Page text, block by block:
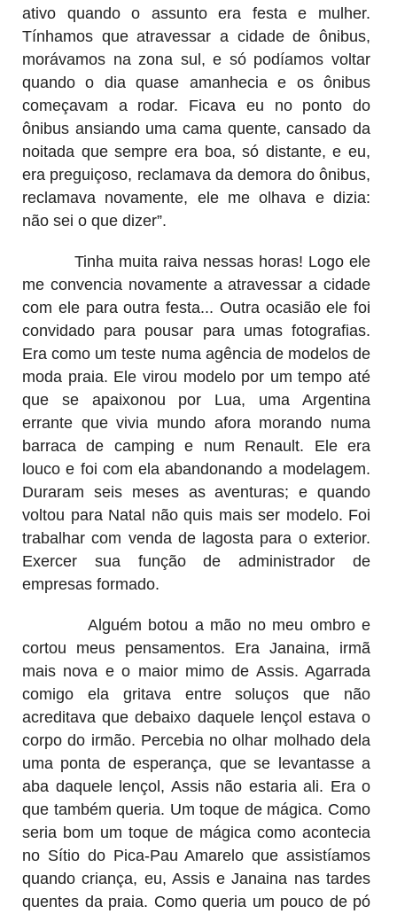
ativo quando o assunto era festa e mulher.
Tínhamos que atravessar a cidade de ônibus,
morávamos na zona sul, e só podíamos voltar
quando o dia quase amanhecia e os ônibus
começavam a rodar. Ficava eu no ponto do
ônibus ansiando uma cama quente, cansado da
noitada que sempre era boa, só distante, e eu,
era preguiçoso, reclamava da demora do ônibus,
reclamava novamente, ele me olhava e dizia:
não sei o que dizer”.
Tinha muita raiva nessas horas! Logo ele
me convencia novamente a atravessar a cidade
com ele para outra festa... Outra ocasião ele foi
convidado para pousar para umas fotografias.
Era como um teste numa agência de modelos de
moda praia. Ele virou modelo por um tempo até
que se apaixonou por Lua, uma Argentina
errante que vivia mundo afora morando numa
barraca de camping e num Renault. Ele era
louco e foi com ela abandonando a modelagem.
Duraram seis meses as aventuras; e quando
voltou para Natal não quis mais ser modelo. Foi
trabalhar com venda de lagosta para o exterior.
Exercer sua função de administrador de
empresas formado.
Alguém botou a mão no meu ombro e
cortou meus pensamentos. Era Janaina, irmã
mais nova e o maior mimo de Assis. Agarrada
comigo ela gritava entre soluços que não
acreditava que debaixo daquele lençol estava o
corpo do irmão. Percebia no olhar molhado dela
uma ponta de esperança, que se levantasse a
aba daquele lençol, Assis não estaria ali. Era o
que também queria. Um toque de mágica. Como
seria bom um toque de mágica como acontecia
no Sítio do Pica-Pau Amarelo que assistíamos
quando criança, eu, Assis e Janaina nas tardes
quentes da praia. Como queria um pouco de pó